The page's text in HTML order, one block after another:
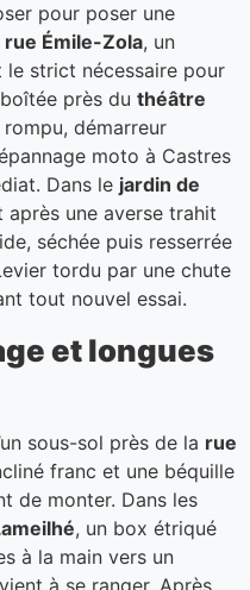
pour poser une
rue Émile-Zola, un
le strict nécessaire pour
près du théâtre
rompu, démarreur
moto à Castres
Dans le jardin de
après une averse trahit
séchée puis resserrée
tordu par une chute
tout nouvel essai.
et longues
sous-sol près de la rue
franc et une béquille
de monter. Dans les
, un box étriqué
à la main vers un
à se ranger. Après